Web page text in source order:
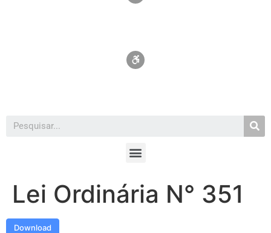
Lei Ordinária N° 351
Download